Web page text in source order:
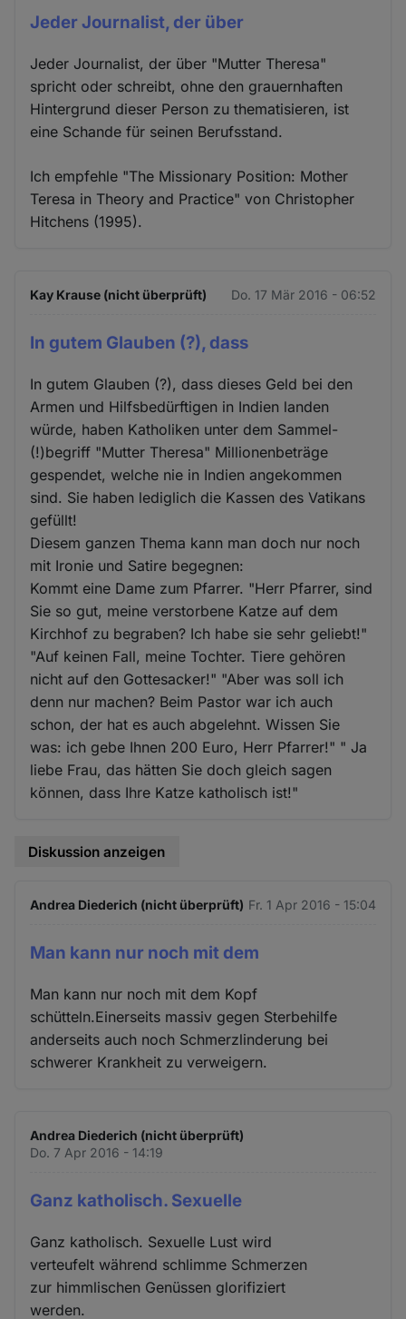
Jeder Journalist, der über
Jeder Journalist, der über "Mutter Theresa"
spricht oder schreibt, ohne den grauernhaften
Hintergrund dieser Person zu thematisieren, ist
eine Schande für seinen Berufsstand.
Ich empfehle "The Missionary Position: Mother
Teresa in Theory and Practice" von Christopher
Hitchens (1995).
Kay Krause (nicht überprüft) Do. 17 Mär 2016 - 06:52
In gutem Glauben (?), dass
In gutem Glauben (?), dass dieses Geld bei den
Armen und Hilfsbedürftigen in Indien landen
würde, haben Katholiken unter dem Sammel-
(!)begriff "Mutter Theresa" Millionenbeträge
gespendet, welche nie in Indien angekommen
sind. Sie haben lediglich die Kassen des Vatikans
gefüllt!
Diesem ganzen Thema kann man doch nur noch
mit Ironie und Satire begegnen:
Kommt eine Dame zum Pfarrer. "Herr Pfarrer, sind
Sie so gut, meine verstorbene Katze auf dem
Kirchhof zu begraben? Ich habe sie sehr geliebt!"
"Auf keinen Fall, meine Tochter. Tiere gehören
nicht auf den Gottesacker!" "Aber was soll ich
denn nur machen? Beim Pastor war ich auch
schon, der hat es auch abgelehnt. Wissen Sie
was: ich gebe Ihnen 200 Euro, Herr Pfarrer!" " Ja
liebe Frau, das hätten Sie doch gleich sagen
können, dass Ihre Katze katholisch ist!"
Diskussion anzeigen
Andrea Diederich (nicht überprüft) Fr. 1 Apr 2016 - 15:04
Man kann nur noch mit dem
Man kann nur noch mit dem Kopf
schütteln.Einerseits massiv gegen Sterbehilfe
anderseits auch noch Schmerzlinderung bei
schwerer Krankheit zu verweigern.
Andrea Diederich (nicht überprüft)
Do. 7 Apr 2016 - 14:19
Ganz katholisch. Sexuelle
Ganz katholisch. Sexuelle Lust wird
verteufelt während schlimme Schmerzen
zur himmlischen Genüssen glorifiziert
werden.